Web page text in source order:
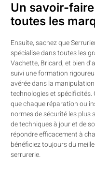
Un savoir-
toutes les
Ensuite, sachez que
spécialise dans toutes les
Vachette, Bricard, et bien
suivi une formation
avérée dans la
technologies et
que chaque réparation ou
normes de sécurité les plus
de techniques à jour et de
répondre efficacement à
bénéficiez toujours du
serrurerie.